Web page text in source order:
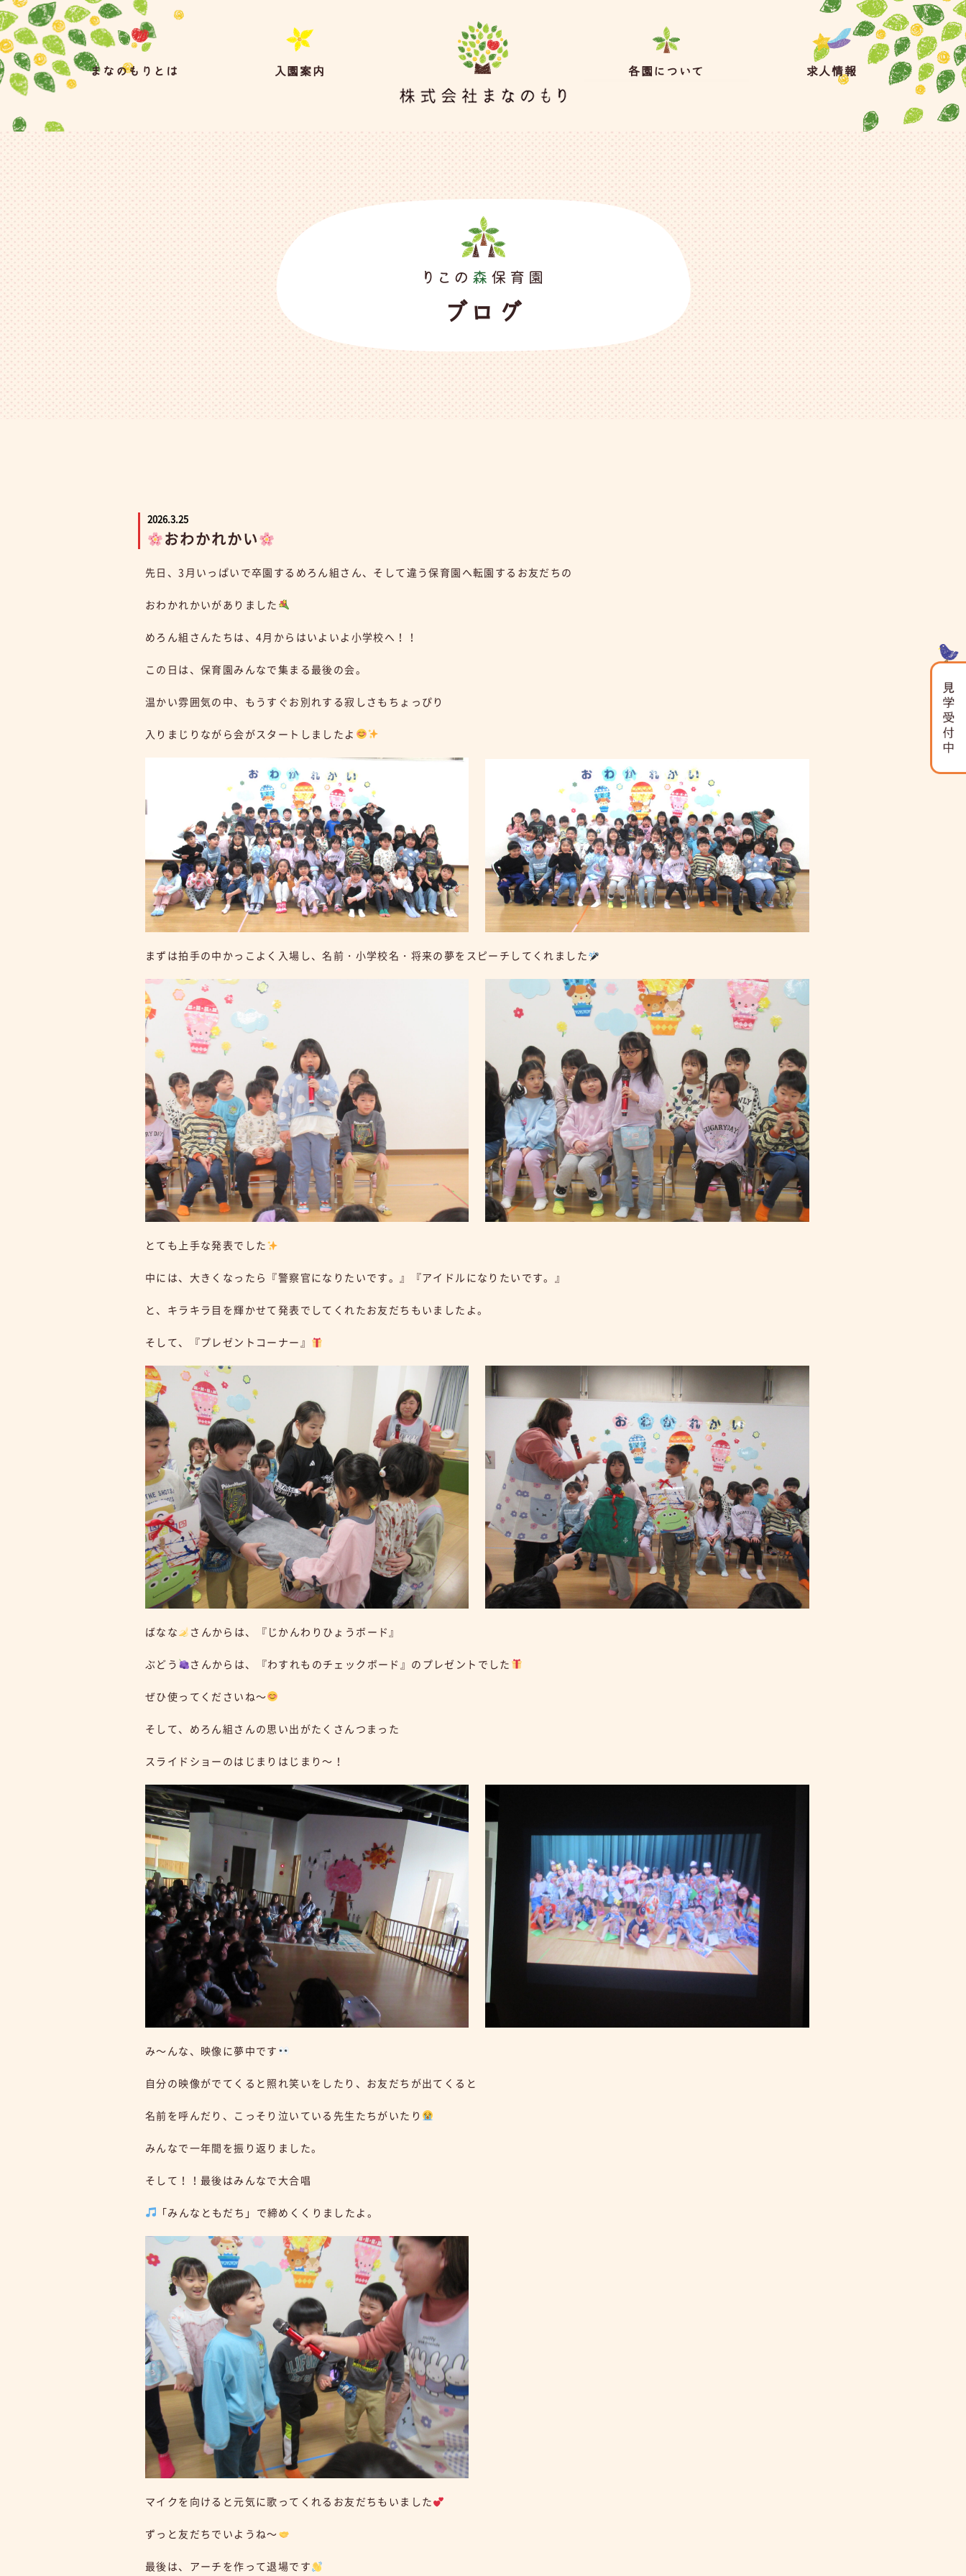
まなのもりとは 入園案内 各園について 求人情報
ブログ
2026.3.25
おわかれかい
先日、3月いっぱいで卒園するめろん組さん、そして違う保育園へ転園するお友だちの
おわかれかいがありました
めろん組さんたちは、4月からはいよいよ小学校へ！！
この日は、保育園みんなで集まる最後の会。
温かい雰囲気の中、もうすぐお別れする寂しさもちょっぴり
入りまじりながら会がスタートしましたよ
まずは拍手の中かっこよく入場し、名前・小学校名・将来の夢をスピーチしてくれました
とても上手な発表でした
中には、大きくなったら『警察官になりたいです。』『アイドルになりたいです。』
と、キラキラ目を輝かせて発表でしてくれたお友だちもいましたよ。
そして、『プレゼントコーナー』
ばなな さんからは、『じかんわりひょうボード』
ぶどう さんからは、『わすれものチェックボード』のプレゼントでした
ぜひ使ってくださいね～
そして、めろん組さんの思い出がたくさんつまった
スライドショーのはじまりはじまり～！
み～んな、映像に夢中です
自分の映像がでてくると照れ笑いをしたり、お友だちが出てくると
名前を呼んだり、こっそり泣いている先生たちがいたり
みんなで一年間を振り返りました。
そして！！最後はみんなで大合唱
「みんなともだち」で締めくくりましたよ。
マイクを向けると元気に歌ってくれるお友だちもいました
ずっと友だちでいようね～
最後は、アーチを作って退場です